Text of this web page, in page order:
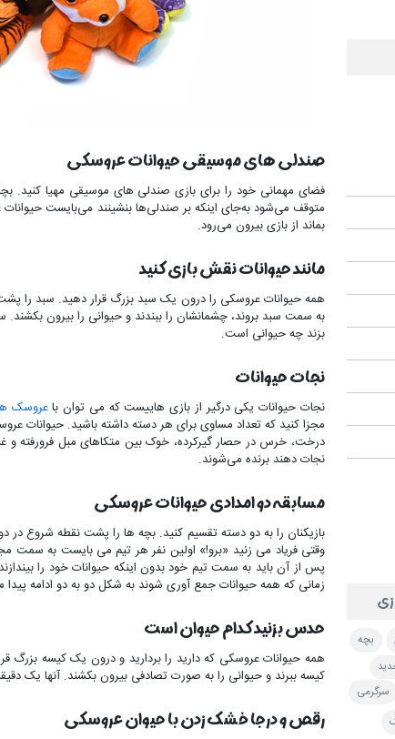
بچه
سرگرمی
صندلی ‌های موسیقی حیوانات عروسکی
فضای مهمانی خود را برای بازی صندلی ‌های موسیقی مهیا کنید.
متوقف می‌شود به‌جای اینکه بر صندلی‌ها بنشینند می‌بایست
بماند از بازی بیرون می‌رود.
مانند حیوانات نقش بازی کنید
همه حیوانات عروسکی را درون یک سبد بزرگ قرار دهید. سبد را پشت
به سمت سبد بروند، چشمانشان را ببندند و حیوانی را بیرون
بزند چه حیوانی است.
نجات حیوانات
نجات حیوانات یکی درگیر از بازی هاییست که می توان باعروسک
مجزا کنید که تعداد مساوی برای هر دسته داشته باشید. حیوانات
درخت، خرس در حصار گیرکرده، خوک بین متکاهای مبل فرورفته و
نجات دهند برنده می‌شوند.
مسابقه دو امدادی حیوانات عروسکی
وقتی فریاد می ‌زنید «برو!» اولین نفر هر تیم می ‌بایست به سمت
پس ‌از آن باید به سمت تیم خود بدون اینکه حیوانات خود را
زمانی که همه حیوانات جمع‌ آوری شوند به شکل دو به دو ادامه
حدس بزنید کدام حیوان است
همه حیوانات عروسکی که دارید را بردارید و درون یک کیسه بزرگ
کیسه ببرند و حیوانی را به‌ صورت تصادفی بیرون بکشند. آنها یک
رقص و درجا خشک ‌زدن با حیوان عروسکی